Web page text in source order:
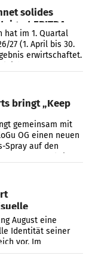
solides
EBITDA
hat im 1. Quartal
27 (1. April bis 30.
erwirtschaftet.
bringt „Keep
gemeinsam mit
OG einen neuen
Spray auf den
August eine
Identität seiner
vor. Im
stehen zentrale